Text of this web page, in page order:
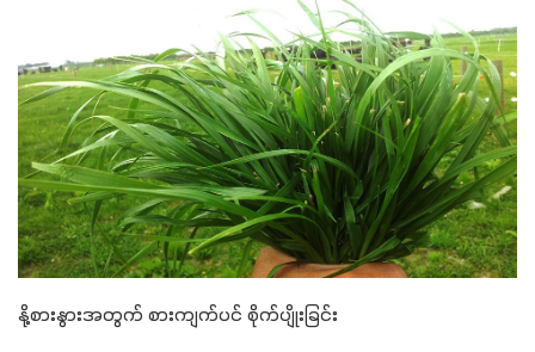
နို့စားနွားအတွက် စားကျက်ပင် စိုက်ပျိုးခြင်း